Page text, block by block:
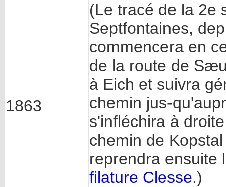
1863
(Le tracé de la 2e
Septfontaines,
commencera en
de la route de
à Eich et suivra
chemin jus-
s'infléchira à
chemin de
reprendra ensuite
filature Clesse.)